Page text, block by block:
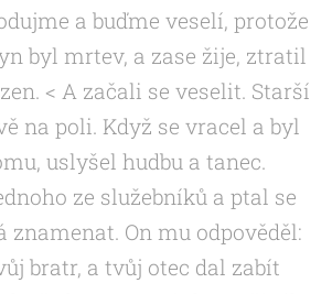
a buďme veselí, protože
byl mrtev, a zase žije, ztratil
< A začali se veselit. Starší
na poli. Když se vracel a byl
uslyšel hudbu a tanec.
ze služebníků a ptal se
znamenat. On mu odpověděl:
bratr, a tvůj otec dal zabít